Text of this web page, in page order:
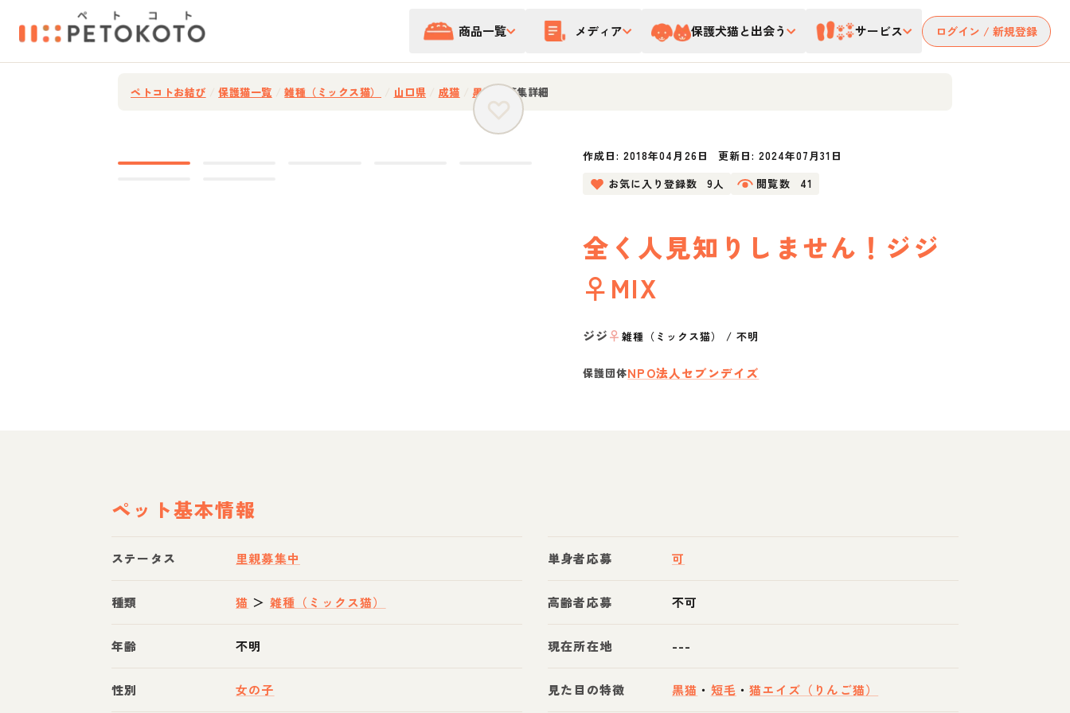
商品一覧 メディア 保護犬猫と出会う サービス ログイン / 新規登録
ペトコトお結び 保護猫一覧 雑種（ミックス猫） 山口県 成猫 黒猫 募集詳細
作成日:2018年04月26日 更新日: 2024年07月31日
お気に入り登録数
9人 閲覧数 41
全く人見知りしません！ジジ
♀MIX
ジジ♀ 雑種（ミックス猫） /不明
保護団体NPO法人セブンデイズ
ペット基本情報
ステータス 里親募集中
種類 猫 ＞ 雑種（ミックス猫）
年齢 不明
性別 女の子
単身者応募 可
高齢者応募 不可
現在所在地 ---
見た目の特徴 黒猫 ・ 短毛 ・猫エイズ（りんご猫）